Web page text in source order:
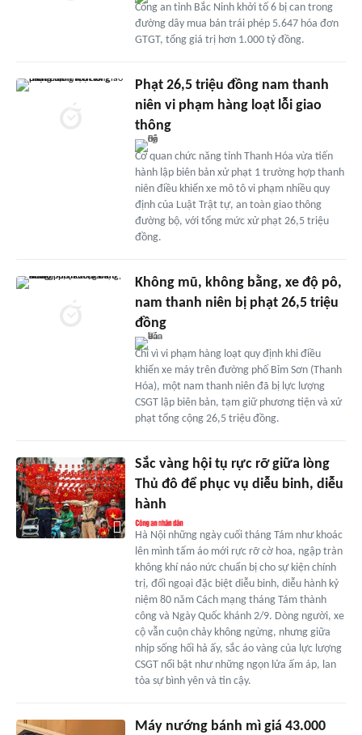
Công an tỉnh Bắc Ninh khởi tố 6 bị can trong
đường dây mua bán trái phép 5.647 hóa đơn
GTGT, tổng giá trị hơn 1.000 tỷ đồng.
Phạt 26,5 triệu đồng nam thanh
niên vi phạm hàng loạt lỗi giao
thông
Cơ quan chức năng tỉnh Thanh Hóa vừa tiến
hành lập biên bản xử phạt 1 trường hợp thanh
niên điều khiển xe mô tô vi phạm nhiều quy
định của Luật Trật tự, an toàn giao thông
đường bộ, với tổng mức xử phạt 26,5 triệu
đồng.
Không mũ, không bằng, xe độ pô,
nam thanh niên bị phạt 26,5 triệu
đồng
Chỉ vì vi phạm hàng loạt quy định khi điều
khiển xe máy trên đường phố Bỉm Sơn (Thanh
Hóa), một nam thanh niên đã bị lực lượng
CSGT lập biên bản, tạm giữ phương tiện và xử
phạt tổng cộng 26,5 triệu đồng.
Sắc vàng hội tụ rực rỡ giữa lòng
Thủ đô để phục vụ diễu binh, diễu
hành
Hà Nội những ngày cuối tháng Tám như khoác
lên mình tấm áo mới rực rỡ cờ hoa, ngập tràn
không khí náo nức chuẩn bị cho sự kiện chính
trị, đối ngoại đặc biệt diễu binh, diễu hành kỷ
niệm 80 năm Cách mạng tháng Tám thành
công và Ngày Quốc khánh 2/9. Dòng người, xe
cộ vẫn cuộn chảy không ngừng, nhưng giữa
nhịp sống hối hả ấy, sắc áo vàng của lực lượng
CSGT nổi bật như những ngọn lửa ấm áp, lan
tỏa sự bình yên và tin cậy.
Máy nướng bánh mì giá 43.000